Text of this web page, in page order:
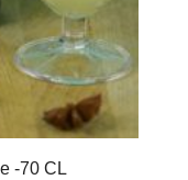
-70 CL